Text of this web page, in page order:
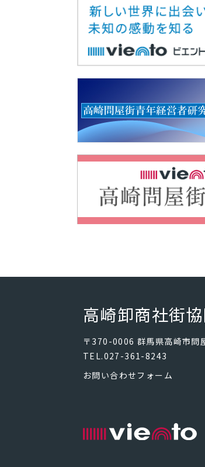
高崎卸商社街
〒370-0006 群馬県高崎市問
TEL.027-361-8243
お問い合わせフォーム